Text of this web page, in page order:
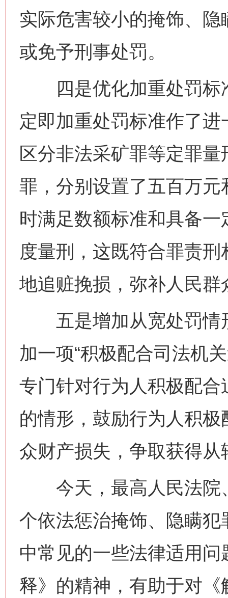
实际危害较小的掩饰、
或免予刑事处罚。
四是优化加重处罚标
定即加重处罚标准作了
区分非法采矿罪等定罪
罪，分别设置了五百万
时满足数额标准和具备
度量刑，这既符合罪责
地追赃挽损，弥补人民群
五是增加从宽处罚情
加一项“积极配合司法机
专门针对行为人积极配
的情形，鼓励行为人积
众财产损失，争取获得从
今天，最高人民法院
个依法惩治掩饰、隐瞒
中常见的一些法律适用
释》的精神，有助于对